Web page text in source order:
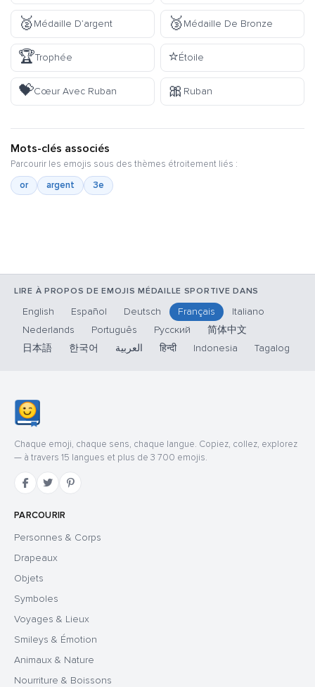
🥈Médaille D’argent 🥉Médaille De Bronze
🏆Trophée ⭐Étoile
💝Cœur Avec Ruban 🎀 Ruban
Mots-clés associés
Parcourir les emojis sous des thèmes étroitement liés :
or
argent 3e
LIRE À PROPOS DE EMOJIS MÉDAILLE SPORTIVE DANS
English Español Deutsch Français
Italiano
Nederlands
Português Русский
简体中文
日本語
한국어 العربية हिन्दी Indonesia Tagalog
Chaque emoji, chaque sens, chaque langue. Copiez, collez, explorez
— à travers 15 langues et plus de 3 700 emojis.
PARCOURIR
Personnes & Corps
Drapeaux
Objets
Symboles
Voyages & Lieux
Smileys & Émotion
Animaux & Nature
Nourriture & Boissons